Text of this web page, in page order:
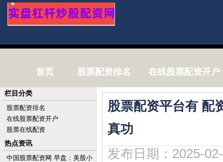
首页 股票配资排名 在线股票配资开户
股票配资平台有 配
真功
发布日期：2025-
栏目分类
股票配资排名
在线股票配资开户
股票在线配资
热点资讯
中国股票配资网 早盘：美股小